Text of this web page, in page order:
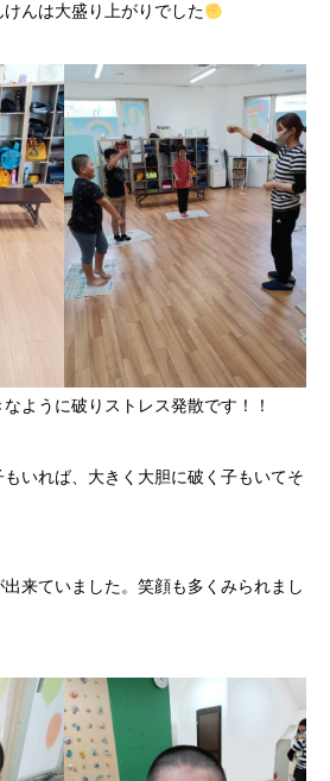
んは大盛り上がりでした
ように破りストレス発散です！！
いれば、大きく大胆に破く子もいてそ
来ていました。笑顔も多くみられまし